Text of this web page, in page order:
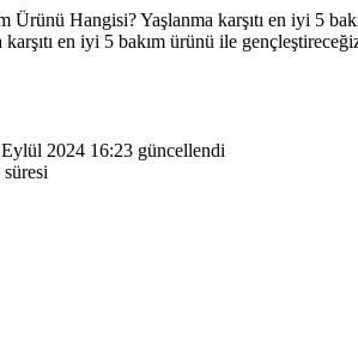
Ürünü Hangisi? Yaşlanma karşıtı en iyi 5
en iyi 5 bakım ürünü ile
2024 16:23 güncellendi